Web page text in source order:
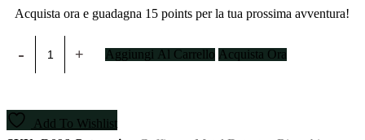
Acquista ora e guadagna 15 points per la tua prossima avventura!
cuffie
wireless
Aggiungi Al Carrello Acquista Ora
Add To Wishlist